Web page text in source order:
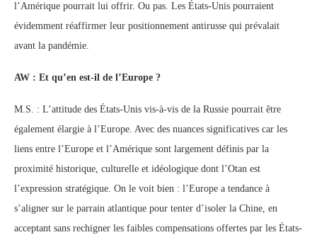
l’Amérique pourrait lui offrir. Ou pas. Les États-Unis pourraient
évidemment réaffirmer leur positionnement antirusse qui prévalait
avant la pandémie.
AW : Et qu’en est-il de l’Europe ?
M.S. : L’attitude des États-Unis vis-à-vis de la Russie pourrait être
également élargie à l’Europe. Avec des nuances significatives car les
liens entre l’Europe et l’Amérique sont largement définis par la
proximité historique, culturelle et idéologique dont l’Otan est
l’expression stratégique. On le voit bien : l’Europe a tendance à
s’aligner sur le parrain atlantique pour tenter d’isoler la Chine, en
acceptant sans rechigner les faibles compensations offertes par les États-